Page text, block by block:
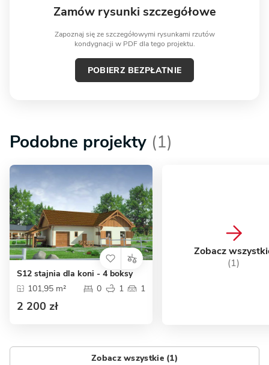
Zamów rysunki szczegółowe
Zapoznaj się ze szczegółowymi rysunkami rzutów
kondygnacji w PDF dla tego projektu.
POBIERZ BEZPŁATNIE
Podobne projekty (1)
S12 stajnia dla koni - 4 boksy
101,95 m²
0 1 1
2 200 zł
Zobacz
(1)
Zobacz wszystkie (1)